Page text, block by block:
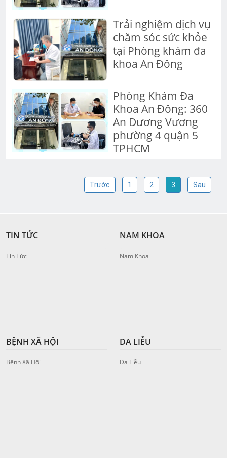
Trải nghiệm dịch vụ
chăm sóc sức khỏe
tại Phòng khám đa
khoa An Đông
Phòng Khám Đa
Khoa An Đông: 360
An Dương Vương
phường 4 quận 5
TPHCM
Trước 1 2 3 Sau
TIN TỨC
Tin Tức
NAM KHOA
Nam Khoa
BỆNH XÃ HỘI
Bệnh Xã Hội
DA LIỄU
Da Liễu